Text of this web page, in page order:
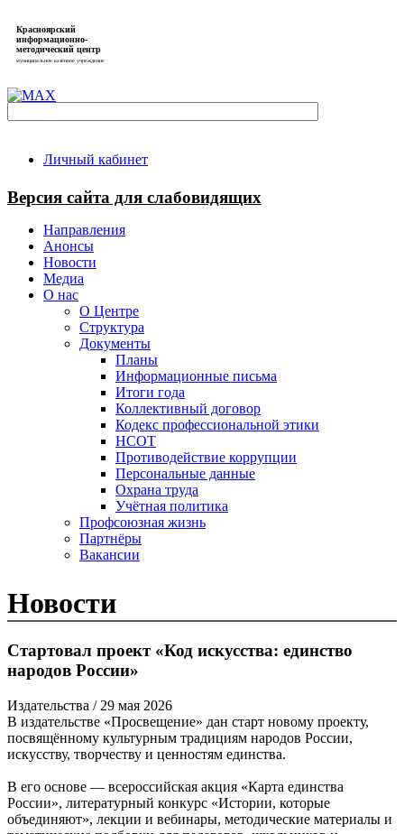
Красноярский
информационно-
методический центр
муниципальное казённое учреждение
Личный кабинет
Версия сайта для слабовидящих
Направления
Анонсы
Новости
Медиа
О нас
О Центре
Структура
Документы
Планы
Информационные письма
Итоги года
Коллективный договор
Кодекс профессиональной этики
НСОТ
Противодействие коррупции
Персональные данные
Охрана труда
Учётная политика
Профсоюзная жизнь
Партнёры
Вакансии
Новости
Стартовал проект «Код искусства: единство
народов России»
Издательства / 29 мая 2026
В издательстве «Просвещение» дан старт новому проекту,
посвящённому культурным традициям народов России,
искусству, творчеству и ценностям единства.
В его основе — всероссийская акция «Карта единства
России», литературный конкурс «Истории, которые
объединяют», лекции и вебинары, методические материалы и